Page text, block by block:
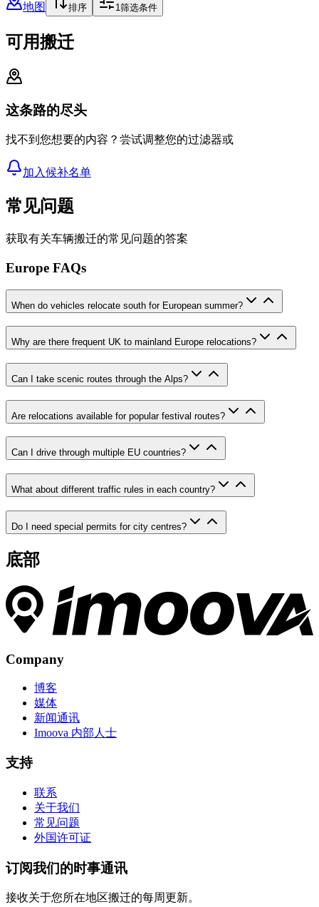
地图
排序 1筛选条件
可用搬迁
这条路的尽头
找不到您想要的内容？尝试调整您的过滤器或
加入候补名单
常见问题
获取有关车辆搬迁的常见问题的答案
Europe FAQs
When do vehicles relocate south for European summer?
Why are there frequent UK to mainland Europe relocations?
Can I take scenic routes through the Alps?
Are relocations available for popular festival routes?
Can I drive through multiple EU countries?
What about different traffic rules in each country?
Do I need special permits for city centres?
底部
Company
博客
媒体
新闻通讯
Imoova 内部人士
支持
联系
关于我们
常见问题
外国许可证
订阅我们的时事通讯
接收关于您所在地区搬迁的每周更新。